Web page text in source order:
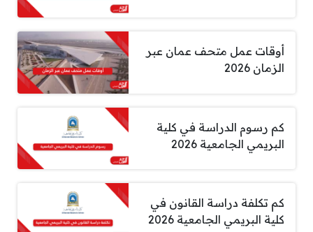
أوقات عمل متحف عمان عبر
الزمان 2026
كم رسوم الدراسة في كلية
البريمي الجامعية 2026
كم تكلفة دراسة القانون في
كلية البريمي الجامعية 2026